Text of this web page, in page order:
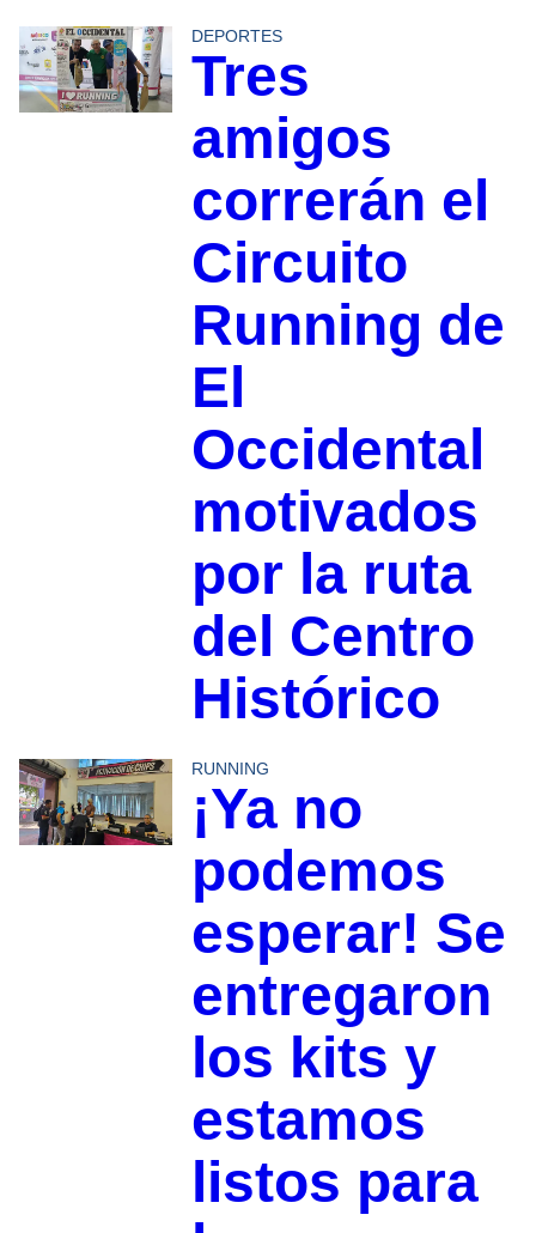
DEPORTES
Tres
amigos
correrán el
Circuito
Running de
El
Occidental
motivados
por la ruta
del Centro
Histórico
RUNNING
¡Ya no
podemos
esperar! Se
entregaron
los kits y
estamos
listos para